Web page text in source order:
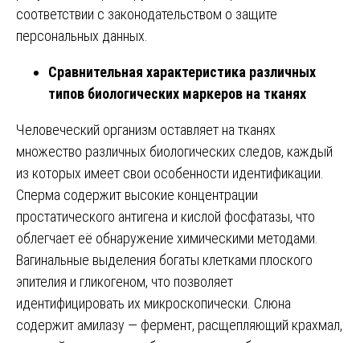
соответствии с законодательством о защите
персональных данных.
Сравнительная характеристика различных
типов биологических маркеров на тканях
Человеческий организм оставляет на тканях
множество различных биологических следов, каждый
из которых имеет свои особенности идентификации.
Сперма содержит высокие концентрации
простатического антигена и кислой фосфатазы, что
облегчает её обнаружение химическими методами.
Вагинальные выделения богаты клетками плоского
эпителия и гликогеном, что позволяет
идентифицировать их микроскопически. Слюна
содержит амилазу — фермент, расщепляющий крахмал,